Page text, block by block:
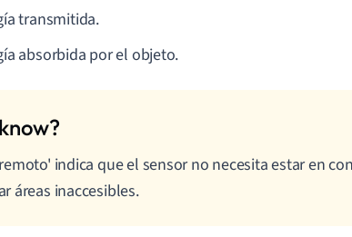
transmitida.
absorbida por el objeto.
indica que el sensor no necesita estar en
áreas inaccesibles.